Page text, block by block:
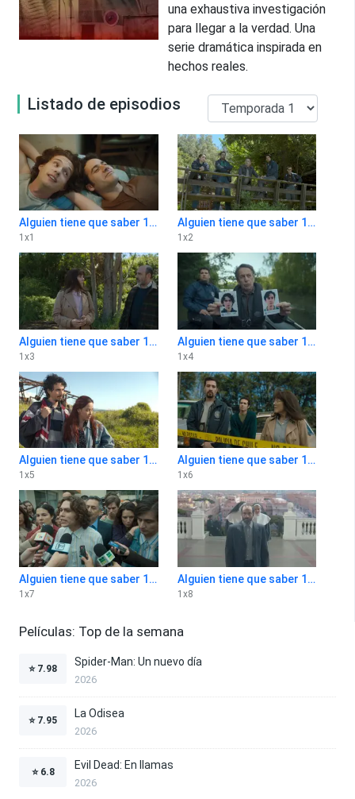
una exhaustiva investigación
para llegar a la verdad. Una
serie dramática inspirada en
hechos reales.
Listado de episodios
Alguien tiene que saber 1x1
1 x1
Alguien tiene que saber 1x2
1 x2
Alguien tiene que saber 1x3
1 x3
Alguien tiene que saber 1x4
1 x4
Alguien tiene que saber 1x5
1 x5
Alguien tiene que saber 1x6
1 x6
Alguien tiene que saber 1x7
1 x7
Alguien tiene que saber 1x8
1 x8
Películas: Top de la semana
⭐ 7.98
Spider-Man: Un nuevo día
2026
⭐ 7.95
La Odisea
2026
⭐ 6.8
Evil Dead: En llamas
2026